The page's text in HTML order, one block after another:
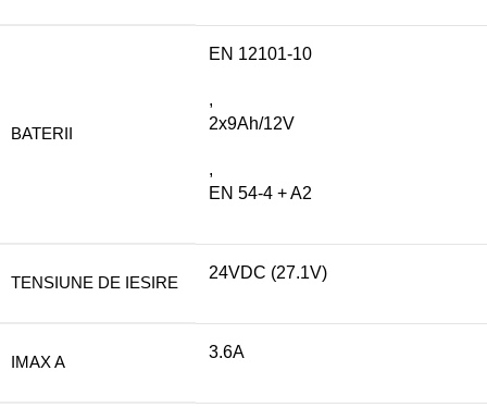
BATERII
EN 12101-10
,
2x9Ah/12V
,
EN 54-4 + A2
TENSIUNE DE IESIRE
24VDC (27.1V)
IMAX A
3.6A